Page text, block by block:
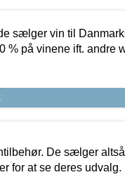
sælger vin til
% på vinene ift. andre
De sælger
for at se deres udvalg.